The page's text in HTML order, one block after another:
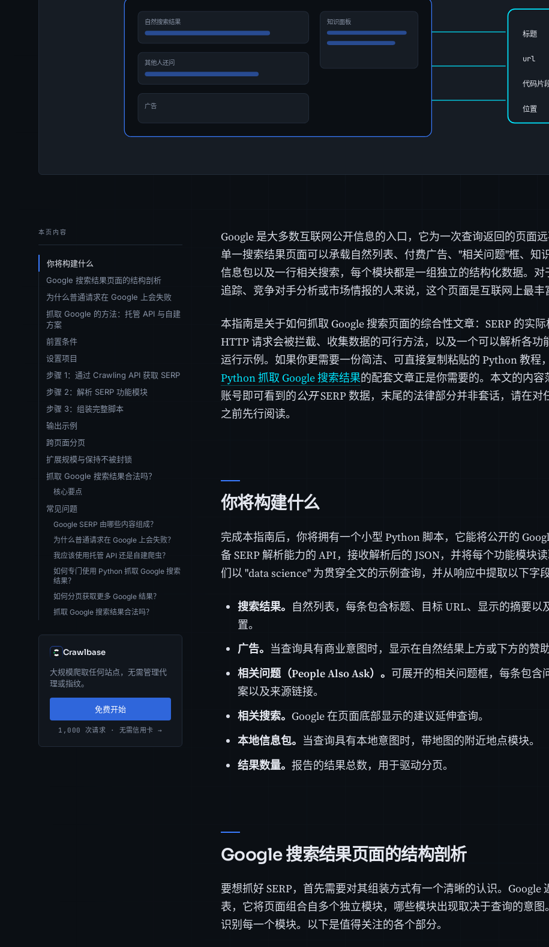
本页内容
你将构建什么
Google 搜索结果页面的结构剖析
为什么普通请求在 Google 上会失败
抓取 Google 的方法：托管 API 与自建
方案
前置条件
设置项目
步骤 1：通过 Crawling API 获取 SERP
步骤 2：解析 SERP 功能模块
步骤 3：组装完整脚本
输出示例
跨页面分页
扩展规模与保持不被封锁
抓取 Google 搜索结果合法吗？
核心要点
常见问题
Google SERP 由哪些内容组成？
为什么普通请求在 Google 上会失败？
我应该使用托管 API 还是自建爬虫？
如何专门使用 Python 抓取 Google 搜索
结果？
如何分页获取更多 Google 结果？
抓取 Google 搜索结果合法吗？
Crawlbase
大规模爬取任何站点，无需管理代
理或指纹。
免费开始
1,000 次请求 · 无需信用卡 →
Google 是大多数互联网公开信息的入口，它为一次查询返回的页面远
单一搜索结果页面可以承载自然列表、付费广告、"相关问题"框、知
信息包以及一行相关搜索，每个模块都是一组独立的结构化数据。对
追踪、竞争对手分析或市场情报的人来说，这个页面是互联网上最丰
本指南是关于如何抓取 Google 搜索页面的综合性文章：SERP 的实
HTTP 请求会被拦截、收集数据的可行方法，以及一个可以解析各功
运行示例。如果你更需要一份简洁、可直接复制粘贴的 Python 教程
Python 抓取 Google 搜索结果的配套文章正是你需要的。本文的内
账号即可看到的公开SERP 数据，末尾的法律部分并非套话，请在对
之前先行阅读。
你将构建什么
完成本指南后，你将拥有一个小型 Python 脚本，它能将公开的
备 SERP 解析能力的 API，接收解析后的 JSON，并将每个功能模块
们以 "data science" 为贯穿全文的示例查询，并从响应中提取以下字段
搜索结果。 自然列表，每条包含标题、目标 URL、显示的摘要以
置。
广告。 当查询具有商业意图时，显示在自然结果上方或下方的赞助
相关问题（People Also Ask）。 可展开的相关问题框，每条包含
案以及来源链接。
相关搜索。 Google 在页面底部显示的建议延伸查询。
本地信息包。 当查询具有本地意图时，带地图的附近地点模块。
结果数量。 报告的结果总数，用于驱动分页。
Google 搜索结果页面的结构剖析
要想抓好 SERP，首先需要对其组装方式有一个清晰的认识。Google
表，它将页面组合自多个独立模块，哪些模块出现取决于查询的意
识别每一个模块。以下是值得关注的各个部分。